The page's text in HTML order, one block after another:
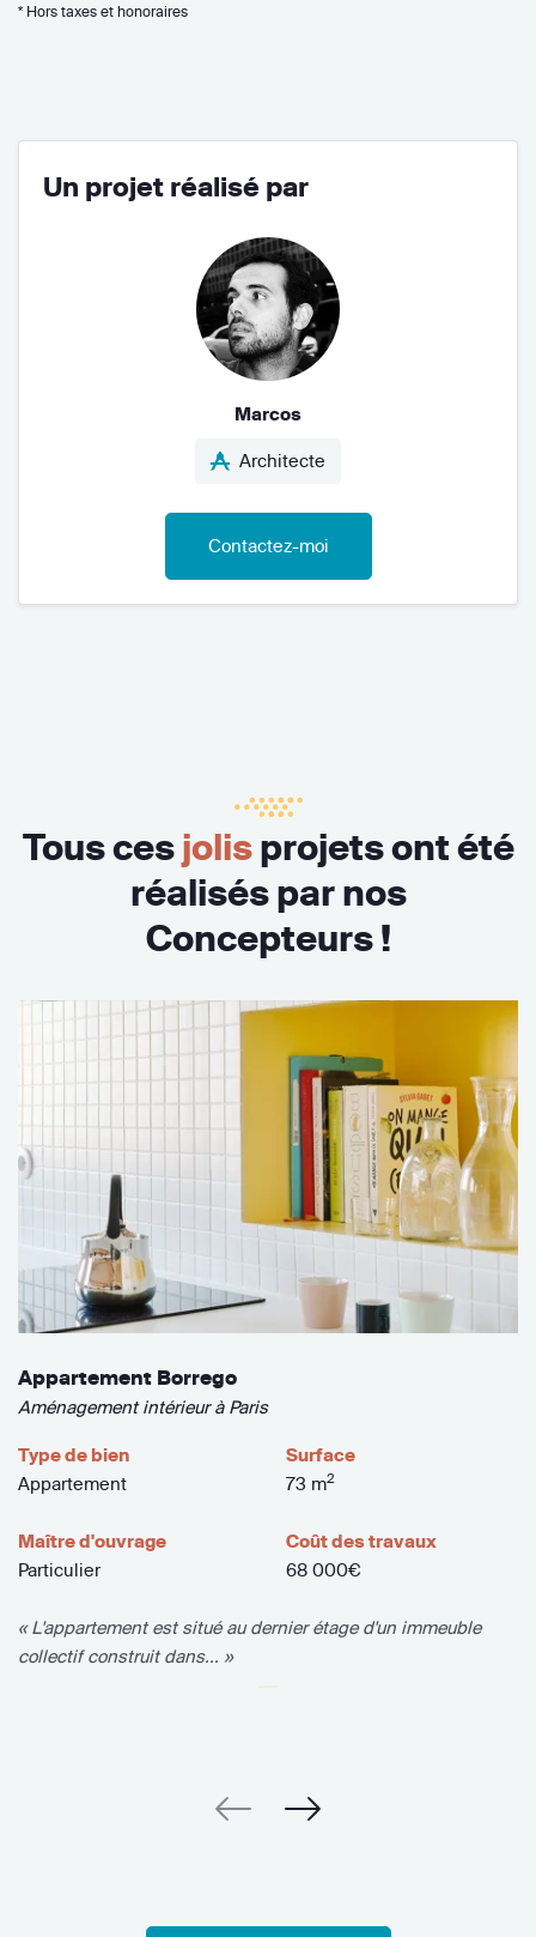
* Hors taxes et honoraires
Un projet réalisé par
Marcos
Architecte
Contactez-moi
Tous cesjolisprojets ont été
réalisés par nos
Concepteurs !
Appartement Borrego
Aménagement intérieur à Paris
Type de bien
Appartement
Surface
73 m2
Maître d'ouvrage
Particulier
Coût des travaux
68 000€
« L'appartement est situé au dernier étage d'un immeuble
collectif construit dans... »